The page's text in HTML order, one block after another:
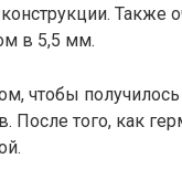
Также
в 5,5 мм.
чтобы
После того, как